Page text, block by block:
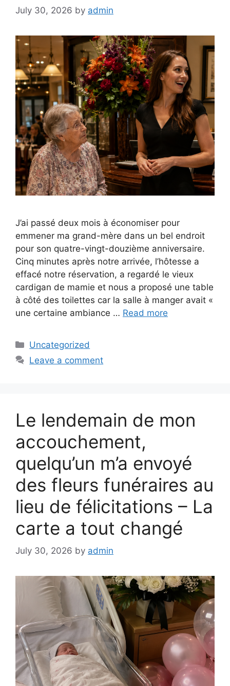
July 30, 2026 by admin
J’ai passé deux mois à économiser pour
emmener ma grand-mère dans un bel endroit
pour son quatre-vingt-douzième anniversaire.
Cinq minutes après notre arrivée, l’hôtesse a
effacé notre réservation, a regardé le vieux
cardigan de mamie et nous a proposé une table
à côté des toilettes car la salle à manger avait «
une certaine ambiance … Read more
Categories
Uncategorized
Leave a comment
Le lendemain de mon
accouchement,
quelqu’un m’a envoyé
des fleurs funéraires au
lieu de félicitations – La
carte a tout changé
July 30, 2026 by admin